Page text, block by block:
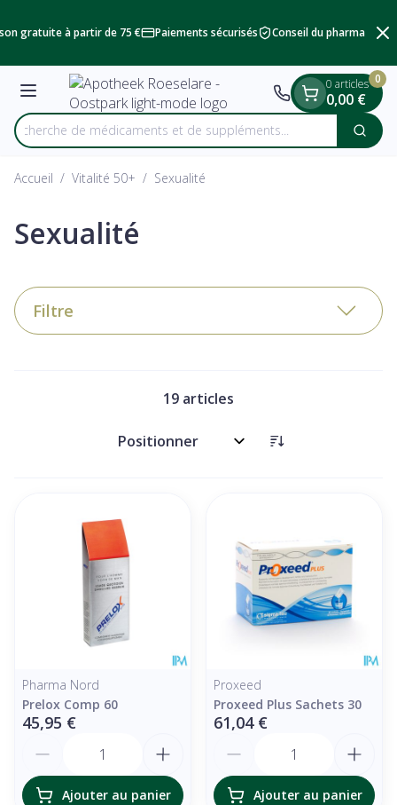
gratuite à partir de 75 € Paiements sécurisés Conseil du pharmacien
Menu
Rechercher
Recherche de médicaments et de supplémen
0 articles
0,00 €
0
Accueil / Vitalité 50+ / Sexualité
Sexualité
Filtre
19 articles
Trier par:
Pharma Nord
Prelox Comp 60
45,95 €
Ajouter au panier
Proxeed
Proxeed Plus Sachets 30
61,04 €
Ajouter au panier